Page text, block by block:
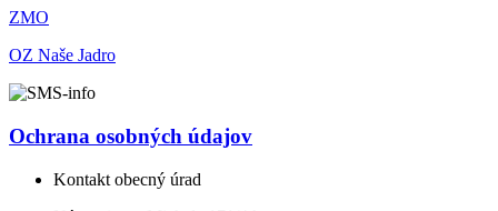
ZMO
OZ Naše Jadro
Ochrana osobných údajov
Kontakt obecný úrad